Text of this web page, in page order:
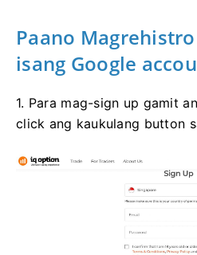
Paano
isang Google
1. Para mag-sign up gamit
click ang kaukulang button